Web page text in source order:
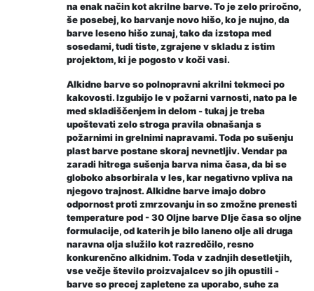
na enak način kot akrilne barve. To je zelo priročno,
še posebej, ko barvanje novo hišo, ko je nujno, da
barve leseno hišo zunaj, tako da izstopa med
sosedami, tudi tiste, zgrajene v skladu z istim
projektom, ki je pogosto v koči vasi.
Alkidne barve so polnopravni akrilni tekmeci po
kakovosti. Izgubijo le v požarni varnosti, nato pa le
med skladiščenjem in delom - tukaj je treba
upoštevati zelo stroga pravila obnašanja s
požarnimi in grelnimi napravami. Toda po sušenju
plast barve postane skoraj nevnetljiv. Vendar pa
zaradi hitrega sušenja barva nima časa, da bi se
globoko absorbirala v les, kar negativno vpliva na
njegovo trajnost. Alkidne barve imajo dobro
odpornost proti zmrzovanju in so zmožne prenesti
temperature pod - 30Oljne barveDlje časa so oljne
formulacije, od katerih je bilo laneno olje ali druga
naravna olja služilo kot razredčilo, resno
konkurenčno alkidnim. Toda v zadnjih desetletjih,
vse večje število proizvajalcev so jih opustili -
barve so precej zapletene za uporabo, suhe za